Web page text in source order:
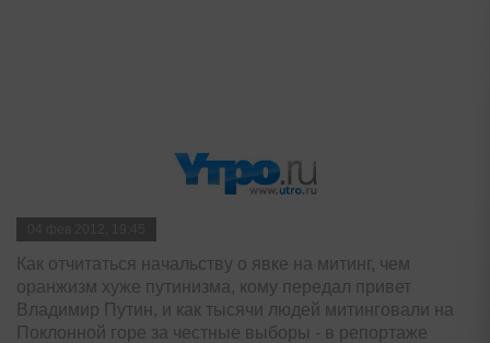
Как отчитаться начальству о явке на митинг, чем
оранжизм хуже путинизма, кому передал привет
Владимир Путин, и как тысячи людей митинговали на
Поклонной горе за честные выборы - в репортаже